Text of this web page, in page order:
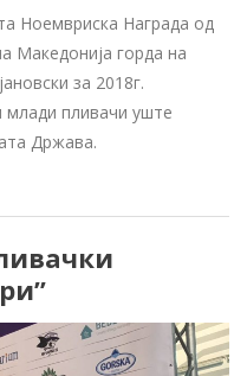
Ноемвриска Награда од
Македонија горда на
за 2018г.
млади пливачи уште
Држава.